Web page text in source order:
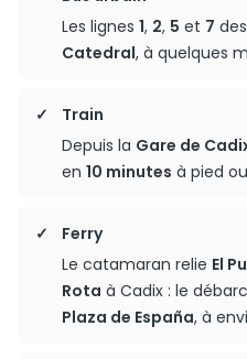
Les lignes 1, 2, 5 et 7
Catedral, à quelques
Train
Depuis la Gare de
en 10 minutes à pied
Ferry
Le catamaran relie El
Rota à Cadix : le
Plaza de España, à